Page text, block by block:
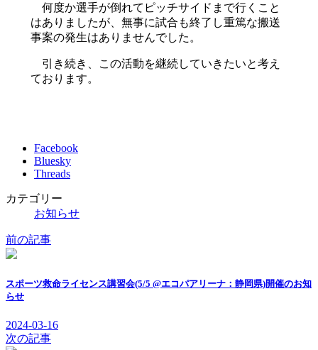
何度か選手が倒れてピッチサイドまで行くこと
はありましたが、無事に試合も終了し重篤な搬送
事案の発生はありませんでした。
引き続き、この活動を継続していきたいと考え
ております。
Facebook
Bluesky
Threads
カテゴリー
お知らせ
前の記事
スポーツ救命ライセンス講習会(5/5 @エコパアリーナ：静岡県)開催のお知
らせ
2024-03-16
次の記事